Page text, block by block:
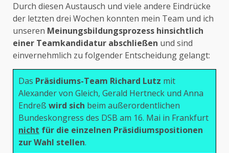
Durch diesen Austausch und viele andere Eindrücke
der letzten drei Wochen konnten mein Team und ich
unseren Meinungsbildungsprozess hinsichtlich
einer Teamkandidatur abschließen und sind
einvernehmlich zu folgender Entscheidung gelangt:
Das Präsidiums-Team Richard Lutz mit
Alexander von Gleich, Gerald Hertneck und Anna
Endreß wird sich beim außerordentlichen
Bundeskongress des DSB am 16. Mai in Frankfurt
nicht für die einzelnen Präsidiumspositionen
zur Wahl stellen.